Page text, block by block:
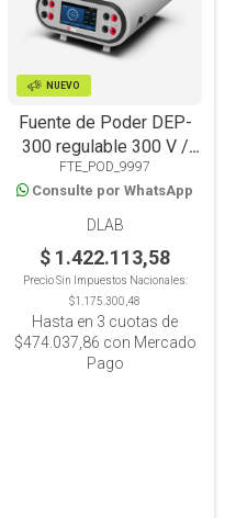
NUEVO
Fuente de Poder DEP-
300 regulable 300 V /
600 mA / 150W
FTE_POD_9997
Consulte por WhatsApp
DLAB
$ 1.422.113,58
Precio Sin Impuestos Nacionales:
$1.175.300,48
Hasta en 3 cuotas de
$474.037,86 con Mercado
Pago